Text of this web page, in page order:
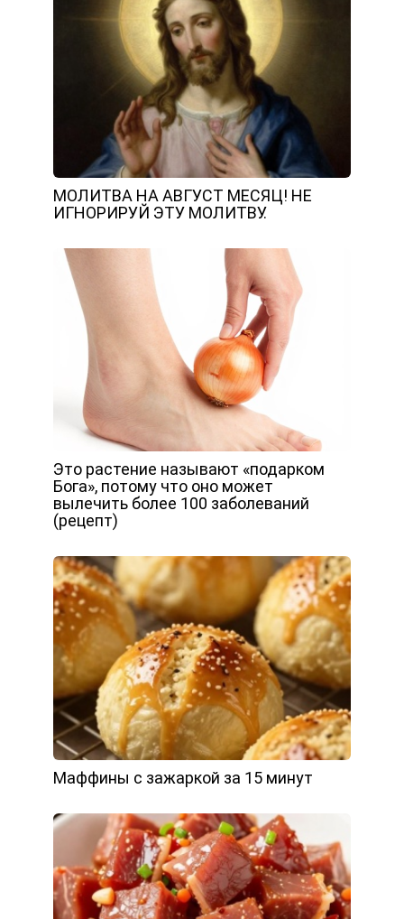
МОЛИТВА НА АВГУСТ МЕСЯЦ! НЕ
ИГНОРИРУЙ ЭТУ МОЛИТВУ.
Это растение называют «подарком
Бога», потому что оно может
вылечить более 100 заболеваний
(рецепт)
Маффины с зажаркой за 15 минут